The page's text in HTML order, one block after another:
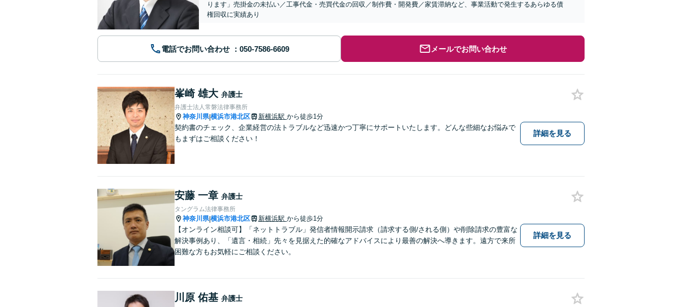
ります」売掛金の未払い／工事代金・売買代金の回収／制作費・開発費／家賃滞納など、事業活動で発生するあらゆる債
権回収に実績あり
電話でお問い合わせ メールでお問い合わせ
峯崎 雄大 弁護士
弁護士法人常磐法律事務所
神奈川県|横浜市港北区 新横浜駅 から徒歩1分
契約書のチェック、企業経営の法トラブルなど迅速かつ丁寧にサポートいたします。どんな些細なお悩みで
もまずはご相談ください！
詳細を見る
安藤 一章 弁護士
タングラム法律事務所
神奈川県|横浜市港北区 新横浜駅 から徒歩1分
【オンライン相談可】「ネットトラブル」発信者情報開示請求（請求する側/される側）や削除請求の豊富な
解決事例あり、「遺言・相続」先々を見据えた的確なアドバイスにより最善の解決へ導きます。遠方で来所
困難な方もお気軽にご相談ください。
詳細を見る
川原 佑基 弁護士